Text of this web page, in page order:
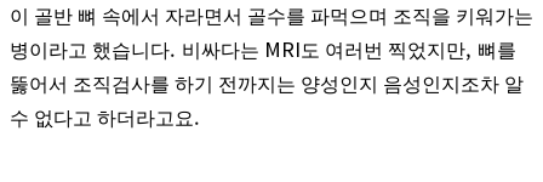
이 골반 뼈 속에서 자라면서 골수를 파먹으며 조직을 키워가는
병이라고 했습니다. 비싸다는 MRI도 여러번 찍었지만, 뼈를
뚫어서 조직검사를 하기 전까지는 양성인지 음성인지조차 알
수 없다고 하더라고요.